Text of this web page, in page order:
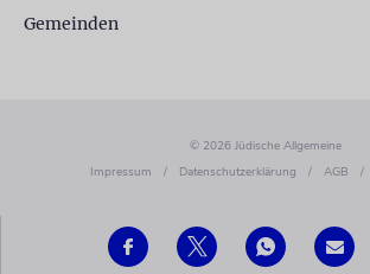
Gemeinden
© 2026 Jüdische Allgemeine
Impressum
/ Datenschutzerklärung / AGB /